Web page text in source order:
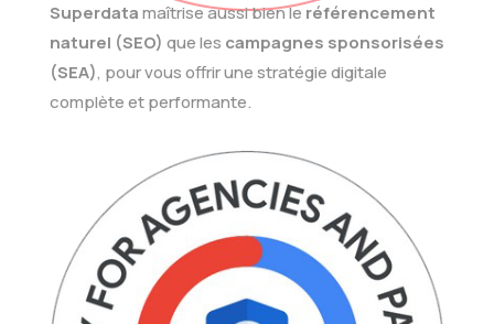
Superdatamaîtrise aussi bien leréférencement
naturel (SEO) que les campagnes sponsorisées
(SEA), pour vous offrir une stratégie digitale
complète et performante.